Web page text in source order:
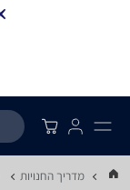
מדריך החנויות